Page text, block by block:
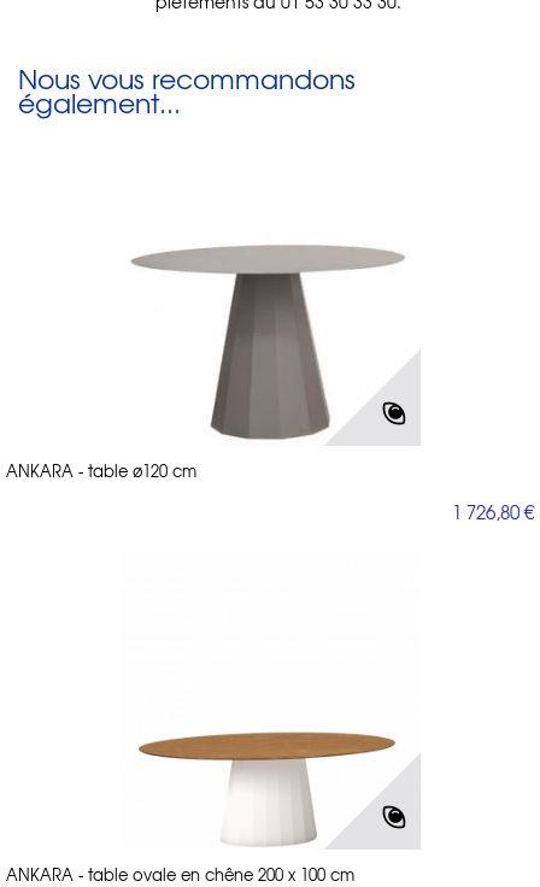
Nous vous recommandons
également...
ANKARA - table ø120 cm
1 726,80 €
ANKARA - table ovale en chêne 200 x 100 cm